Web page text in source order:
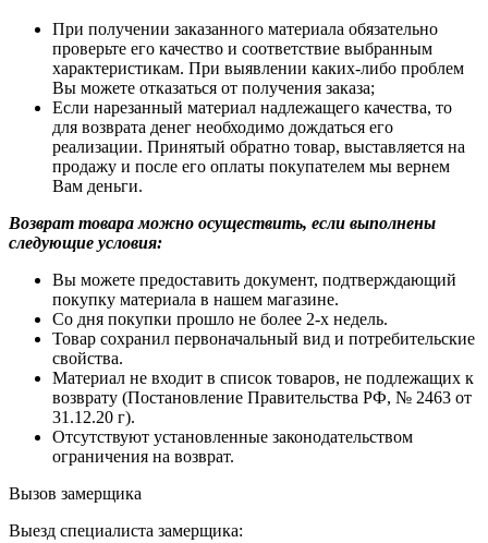
При получении заказанного материала обязательно
проверьте его качество и соответствие выбранным
характеристикам. При выявлении каких-либо проблем
Вы можете отказаться от получения заказа;
Если нарезанный материал надлежащего качества, то
для возврата денег необходимо дождаться его
реализации. Принятый обратно товар, выставляется на
продажу и после его оплаты покупателем мы вернем
Вам деньги.
Возврат товара можно осуществить, если выполнены
следующие условия:
Вы можете предоставить документ, подтверждающий
покупку материала в нашем магазине.
Со дня покупки прошло не более 2-х недель.
Товар сохранил первоначальный вид и потребительские
свойства.
Материал не входит в список товаров, не подлежащих к
возврату (Постановление Правительства РФ, № 2463 от
31.12.20 г).
Отсутствуют установленные законодательством
ограничения на возврат.
Вызов замерщика
Выезд специалиста замерщика: